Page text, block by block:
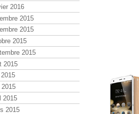
2016
2015
2015
2015
2015
2015
2015
2015
2015